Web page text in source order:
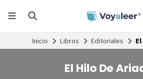
Inicio Libros Editoriales
El Hilo De